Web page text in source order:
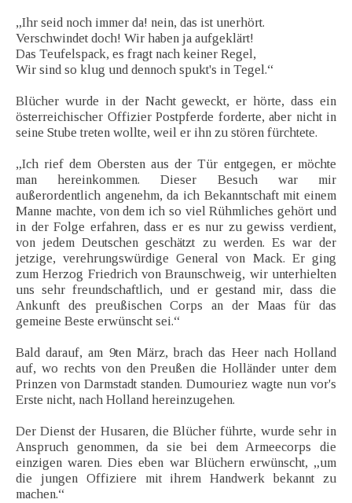
„Ihr seid noch immer da! nein, das ist unerhört.
Verschwindet doch! Wir haben ja aufgeklärt!
Das Teufelspack, es fragt nach keiner Regel,
Wir sind so klug und dennoch spukt's in Tegel.“
Blücher wurde in der Nacht geweckt, er hörte, dass ein
österreichischer Offizier Postpferde forderte, aber nicht in
seine Stube treten wollte, weil er ihn zu stören fürchtete.
„Ich rief dem Obersten aus der Tür entgegen, er möchte
man hereinkommen. Dieser Besuch war mir
außerordentlich angenehm, da ich Bekanntschaft mit einem
Manne machte, von dem ich so viel Rühmliches gehört und
in der Folge erfahren, dass er es nur zu gewiss verdient,
von jedem Deutschen geschätzt zu werden. Es war der
jetzige, verehrungswürdige General von Mack. Er ging
zum Herzog Friedrich von Braunschweig, wir unterhielten
uns sehr freundschaftlich, und er gestand mir, dass die
Ankunft des preußischen Corps an der Maas für das
gemeine Beste erwünscht sei.“
Bald darauf, am 9ten März, brach das Heer nach Holland
auf, wo rechts von den Preußen die Holländer unter dem
Prinzen von Darmstadt standen. Dumouriez wagte nun vor's
Erste nicht, nach Holland hereinzugehen.
Der Dienst der Husaren, die Blücher führte, wurde sehr in
Anspruch genommen, da sie bei dem Armeecorps die
einzigen waren. Dies eben war Blüchern erwünscht, „um
die jungen Offiziere mit ihrem Handwerk bekannt zu
machen.“